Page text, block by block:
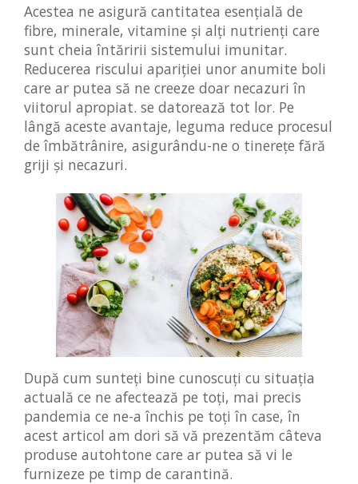
Acestea ne asigură cantitatea esențială de
fibre, minerale, vitamine și alți nutrienți care
sunt cheia întăririi sistemului imunitar.
Reducerea riscului apariției unor anumite boli
care ar putea să ne creeze doar necazuri în
viitorul apropiat. se datorează tot lor. Pe
lângă aceste avantaje, leguma reduce procesul
de îmbătrânire, asigurându-ne o tinerețe fără
griji și necazuri.
După cum sunteți bine cunoscuți cu situația
actuală ce ne afectează pe toți, mai precis
pandemia ce ne-a închis pe toți în case, în
acest articol am dori să vă prezentăm câteva
produse autohtone care ar putea să vi le
furnizeze pe timp de carantină.